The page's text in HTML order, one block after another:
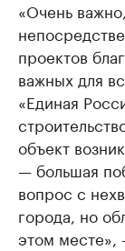
«Очень
проектов
важных для
«Единая
объект
— большая
вопрос с
города, но
этом месте»,